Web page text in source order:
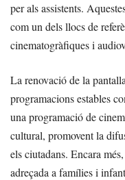
per als assistents.
com un dels llocs de
cinematogràfiques i
La renovació de la
programacions estables
una programació de
cultural, promovent la
els ciutadans. Encara
adreçada a famílies i